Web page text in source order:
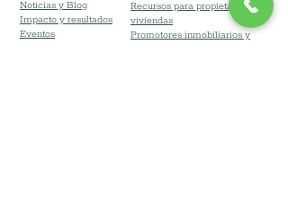
Noticias y Blog
Impacto y resultados
Eventos
Recursos para propietarios de
viviendas
Promotores inmobiliarios y